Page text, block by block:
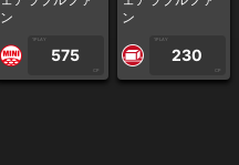
ン
1PLAY
575
CP
ン
1PLAY
230
CP